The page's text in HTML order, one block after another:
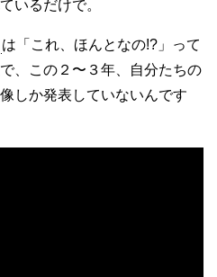
いるだけで。
は「これ、ほんとなの!?」って
、この２〜３年、自分たちの
しか発表していないんです